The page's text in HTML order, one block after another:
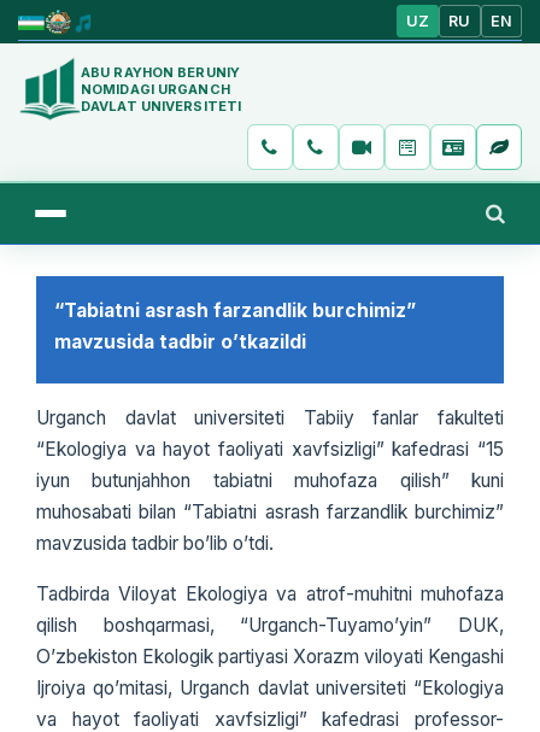
UZ RU EN
ABU RAYHON BERUNIY
NOMIDAGI URGANCH
DAVLAT UNIVERSITETI
“Tabiatni asrash farzandlik burchimiz”
mavzusida tadbir o’tkazildi
Urganch davlat universiteti Tabiiy fanlar fakulteti
“Ekologiya va hayot faoliyati xavfsizligi” kafedrasi “15
iyun butunjahhon tabiatni muhofaza qilish” kuni
muhosabati bilan “Tabiatni asrash farzandlik burchimiz”
mavzusida tadbir bo’lib o’tdi.
Tadbirda Viloyat Ekologiya va atrof-muhitni muhofaza
qilish boshqarmasi, “Urganch-Tuyamo’yin” DUK,
O’zbekiston Ekologik partiyasi Xorazm viloyati Kengashi
Ijroiya qo’mitasi, Urganch davlat universiteti “Ekologiya
va hayot faoliyati xavfsizligi” kafedrasi professor-